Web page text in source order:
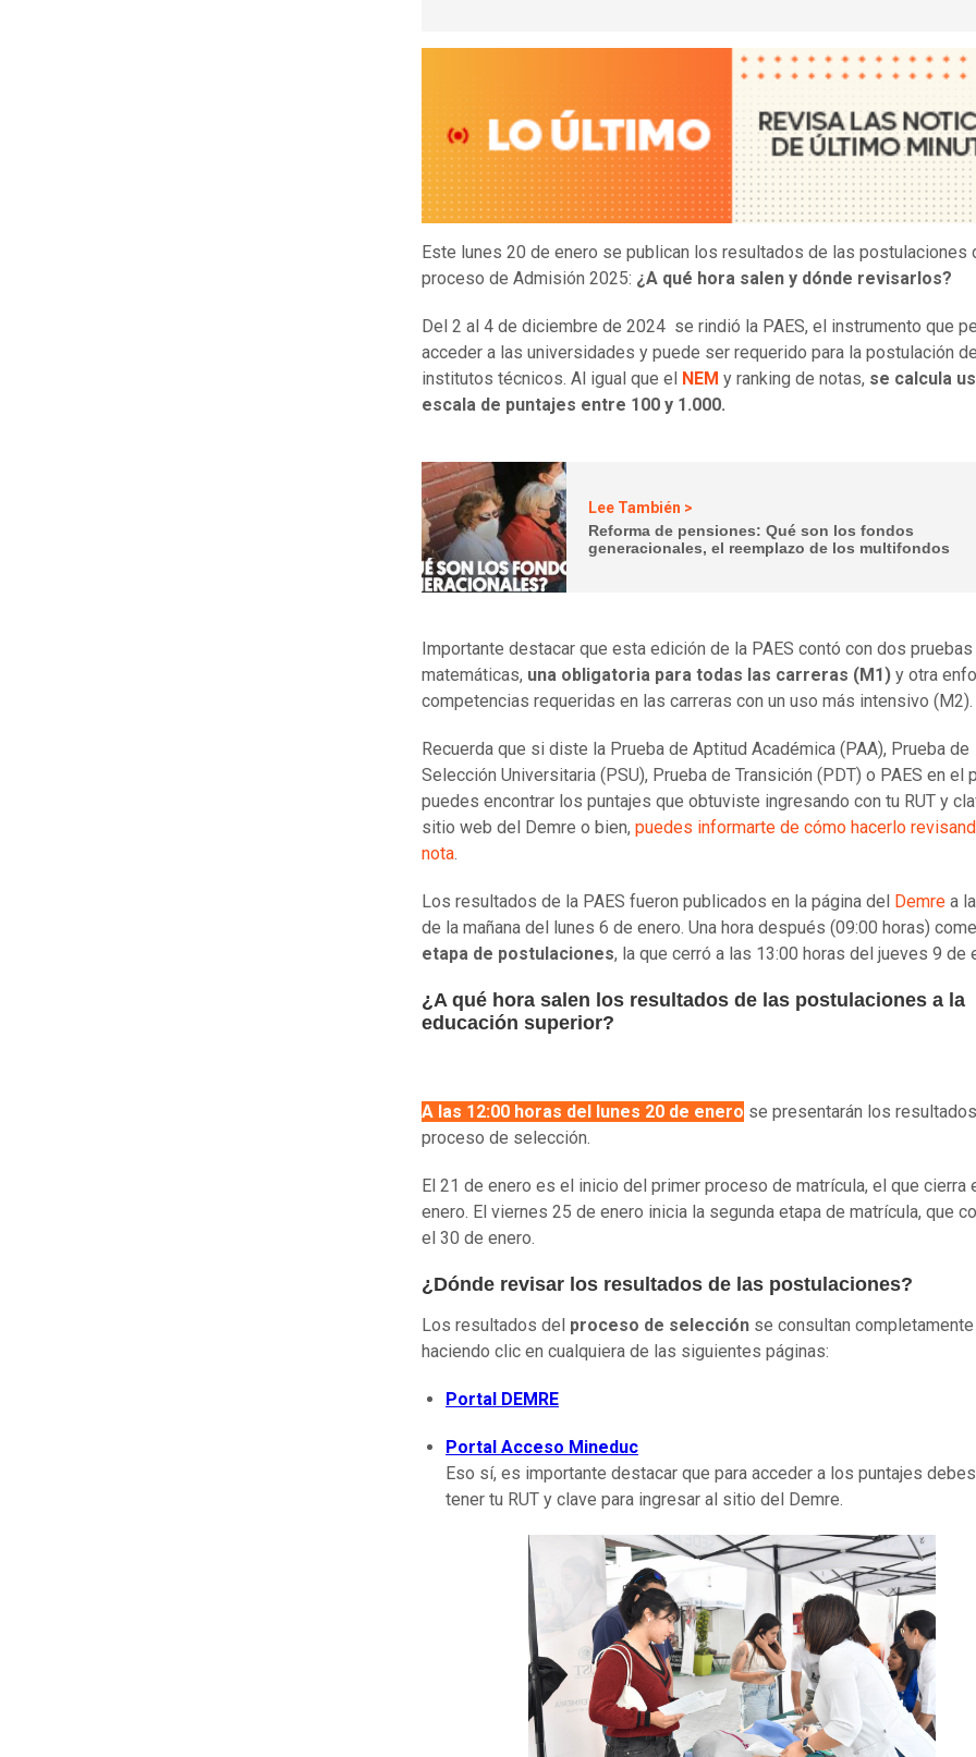
Este lunes 20 de enero se publican los resultados de las postulaciones
proceso de Admisión 2025: ¿A qué hora salen y dónde revisarlos?
Del 2 al 4 de diciembre de 2024 se rindió la PAES, el instrumento que
acceder a las universidades y puede ser requerido para la postulación
institutos técnicos. Al igual que el
NEM y ranking de notas, se calcula
escala de puntajes entre 100 y 1.000.
Lee También >
Reforma de pensiones: Qué son los fondos
generacionales, el reemplazo de los multifondos
Importante destacar que esta edición de la PAES contó con dos
matemáticas, una obligatoria para todas las carreras (M1) y otra
competencias requeridas en las carreras con un uso más intensivo (M2).
Recuerda que si diste la Prueba de Aptitud Académica (PAA), Prueba de
Selección Universitaria (PSU), Prueba de Transición (PDT) o PAES en el
puedes encontrar los puntajes que obtuviste ingresando con tu RUT y
sitio web del Demre o bien, puedes informarte de cómo hacerlo
nota.
Los resultados de la PAES fueron publicados en la página del Demre a
de la mañana del lunes 6 de enero. Una hora después (09:00 horas)
etapa de postulaciones, la que cerró a las 13:00 horas del jueves 9 de
¿A qué hora salen los resultados de las postulaciones a la
educación superior?
A las 12:00 horas del lunes 20 de enero se presentarán los
proceso de selección.
El 21 de enero es el inicio del primer proceso de matrícula, el que cierra
enero. El viernes 25 de enero inicia la segunda etapa de matrícula, que
el 30 de enero.
¿Dónde revisar los resultados de las postulaciones?
Los resultados del proceso de selección se consultan
haciendo clic en cualquiera de las siguientes páginas:
Portal DEMRE
Portal Acceso Mineduc
Eso sí, es importante destacar que para acceder a los puntajes debes
tener tu RUT y clave para ingresar al sitio del Demre.